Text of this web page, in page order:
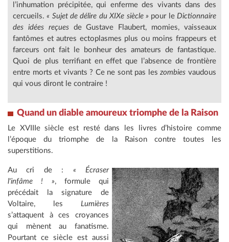
l’inhumation précipitée, qui enferme des vivants dans des
cercueils.« Sujet de délire du XIXe siècle » pour le Dictionnaire
des idées reçuesde Gustave Flaubert, momies, vaisseaux
fantômes et autres ectoplasmes plus ou moins frappeurs et
farceurs ont fait le bonheur des amateurs de fantastique.
Quoi de plus terrifiant en effet que l’absence de frontière
entre morts et vivants ? Ce ne sont pas leszombiesvaudous
qui vous diront le contraire !
Quand un diable amoureux triomphe de la Raison
Le XVIIIe siècle est resté dans les livres d’histoire comme
l’époque du triomphe de la Raison contre toutes les
superstitions.
Au cri de : « Écraser
l'infâme ! », formule qui
précédait la signature de
Voltaire, les Lumières
s’attaquent à ces croyances
qui mènent au fanatisme.
Pourtant ce siècle est aussi